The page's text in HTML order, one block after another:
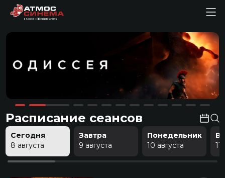
Расписание сеансов
Сегодня
8 августа
Завтра
9 августа
Понедельник
10 августа
11